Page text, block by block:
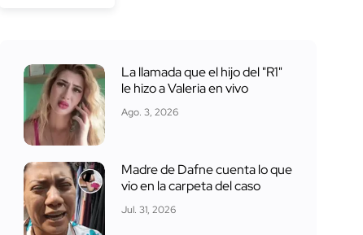
La llamada que el hijo del "R1"
le hizo a Valeria en vivo
Ago. 3, 2026
Madre de Dafne cuenta lo que
vio en la carpeta del caso
Jul. 31, 2026